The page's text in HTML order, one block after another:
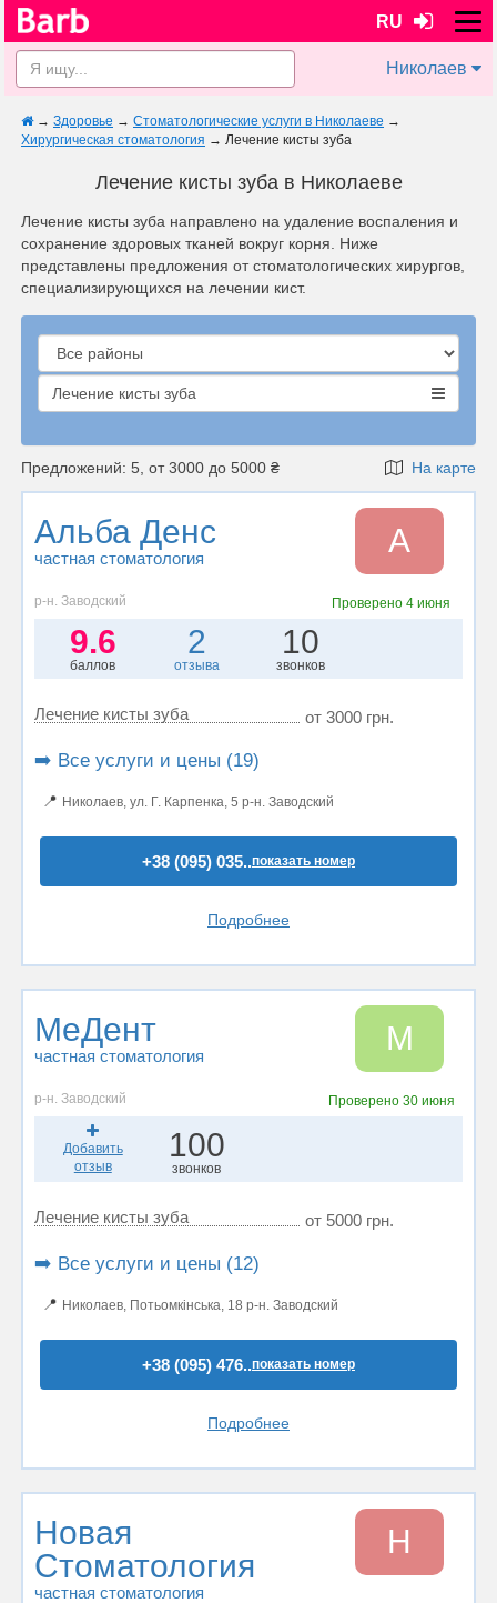
RU
Николаев
→ Здоровье → Стоматологические услуги в Николаеве →
Хирургическая стоматология → Лечение кисты зуба
Лечение кисты зуба в Николаеве
Лечение кисты зуба направлено на удаление воспаления и
сохранение здоровых тканей вокруг корня. Ниже
представлены предложения от стоматологических хирургов,
специализирующихся на лечении кист.
Лечение кисты зуба
Предложений: 5, от 3000 до 5000 ₴ На карте
Альба Денс
частная стоматология А
р-н. Заводский Проверено4 июня
9.6
баллов
2
отзыва
10
звонков
Лечение кисты зуба от 3000 грн.
➡️ Все услуги и цены (19)
📍 Николаев, ул. Г. Карпенка, 5 р-н. Заводский
+38 (095) 035..показать номер
Подробнее
МеДент
частная стоматология М
р-н. Заводский Проверено 30 июня
Добавить
отзыв
100
звонков
Лечение кисты зуба от 5000 грн.
➡️ Все услуги и цены (12)
📍 Николаев, Потьомкінська, 18 р-н. Заводский
+38 (095) 476..показать номер
Подробнее
Новая
Стоматология
частная стоматология
Н